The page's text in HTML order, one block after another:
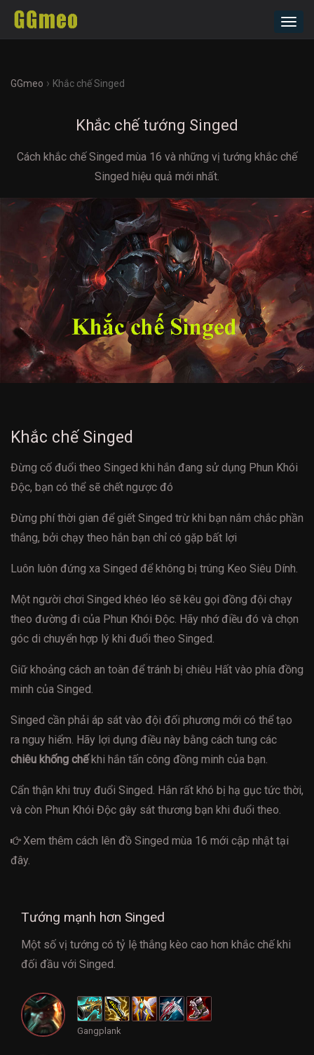
GGmeo › Khắc chế Singed
Khắc chế tướng Singed
Cách khắc chế Singed mùa 16 và những vị tướng khắc chế
Singed hiệu quả mới nhất.
Khắc chế Singed
Đừng cố đuổi theo Singed khi hắn đang sử dụng Phun Khói
Độc, bạn có thể sẽ chết ngược đó
Đừng phí thời gian để giết Singed trừ khi bạn nắm chắc phần
thắng, bởi chạy theo hắn bạn chỉ có gặp bất lợi
Luôn luôn đứng xa Singed để không bị trúng Keo Siêu Dính.
Một người chơi Singed khéo léo sẽ kêu gọi đồng đội chạy
theo đường đi của Phun Khói Độc. Hãy nhớ điều đó và chọn
góc di chuyển hợp lý khi đuổi theo Singed.
Giữ khoảng cách an toàn để tránh bị chiêu Hất vào phía đồng
minh của Singed.
Singed cần phải áp sát vào đội đối phương mới có thể tạo
ra nguy hiểm. Hãy lợi dụng điều này bằng cách tung các
chiêu khống chếkhi hắn tấn công đồng minh của bạn.
Cẩn thận khi truy đuổi Singed. Hắn rất khó bị hạ gục tức thời,
và còn Phun Khói Độc gây sát thương bạn khi đuổi theo.
Xem thêm cách lên đồ Singed mùa 16 mới cập nhật tại
đây.
Tướng mạnh hơn Singed
Một số vị tướng có tỷ lệ thắng kèo cao hơn khắc chế khi
đối đầu với Singed.
Gangplank